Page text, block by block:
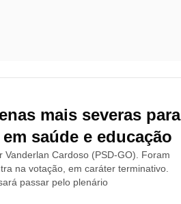
mais severas para
saúde e educação
Vanderlan Cardoso (PSD-GO). Foram
na votação, em caráter terminativo.
passar pelo plenário